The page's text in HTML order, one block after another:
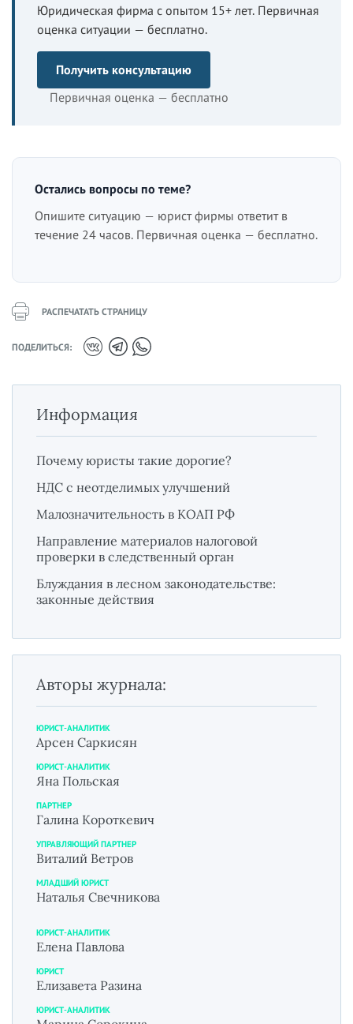
Юридическая фирма с опытом 15+ лет. Первичная
оценка ситуации — бесплатно.
Получить консультацию
Первичная оценка — бесплатно
Остались вопросы по теме?
Опишите ситуацию — юрист фирмы ответит в
течение 24 часов. Первичная оценка — бесплатно.
РАСПЕЧАТАТЬ СТРАНИЦУ
ПОДЕЛИТЬСЯ:
Информация
Почему юристы такие дорогие?
НДС с неотделимых улучшений
Малозначительность в КОАП РФ
Направление материалов налоговой
проверки в следственный орган
Блуждания в лесном законодательстве:
законные действия
Авторы журнала:
ЮРИСТ-АНАЛИТИК
Арсен Саркисян
ЮРИСТ-АНАЛИТИК
Яна Польская
ПАРТНЕР
Галина Короткевич
УПРАВЛЯЮЩИЙ ПАРТНЕР
Виталий Ветров
МЛАДШИЙ ЮРИСТ
Наталья Свечникова
ЮРИСТ-АНАЛИТИК
Елена Павлова
ЮРИСТ
Елизавета Разина
ЮРИСТ-АНАЛИТИК